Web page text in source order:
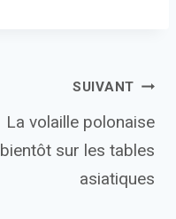
SUIVANT
La volaille polonaise
bientôt sur les tables
asiatiques